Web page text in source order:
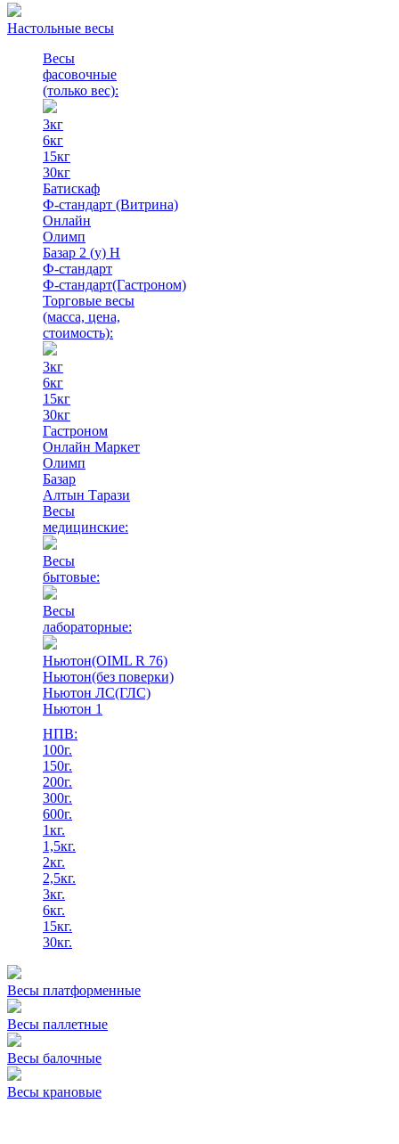
Настольные весы
Весы
фасовочные
(только вес):
3кг
6кг
15кг
30кг
Батискаф
Ф-стандарт (Витрина)
Онлайн
Олимп
Базар 2 (у) Н
Ф-стандарт
Ф-стандарт(Гастроном)
Торговые весы
(масса, цена,
стоимость):
3кг
6кг
15кг
30кг
Гастроном
Онлайн Маркет
Олимп
Базар
Алтын Тарази
Весы
медицинские:
Весы
бытовые:
Весы
лабораторные:
Ньютон(OIML R 76)
Ньютон(без поверки)
Ньютон ЛС(ГЛС)
Ньютон 1
НПВ:
100г.
150г.
200г.
300г.
600г.
1кг.
1,5кг.
2кг.
2,5кг.
3кг.
6кг.
15кг.
30кг.
Весы платформенные
Весы паллетные
Весы балочные
Весы крановые